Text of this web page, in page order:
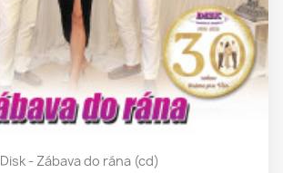
Disk - Zábava do rána (cd)